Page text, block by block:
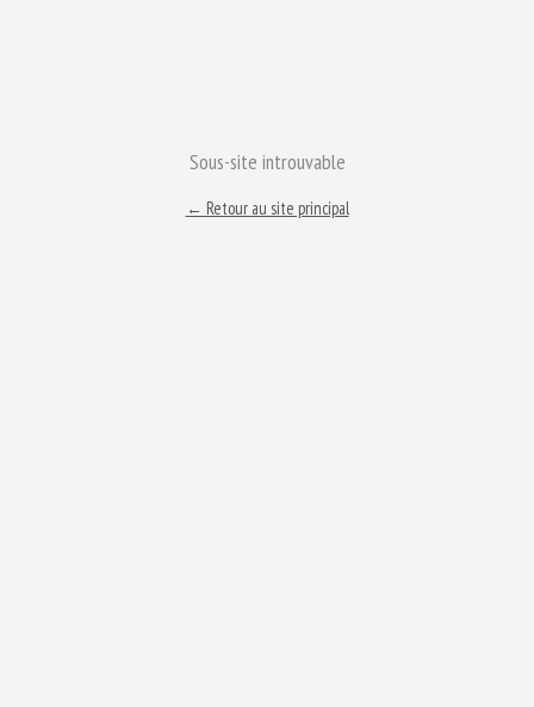
Sous-site introuvable
← Retour au site principal